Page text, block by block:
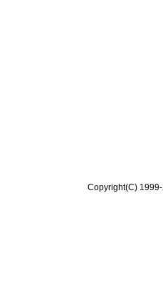
Copyright(C)